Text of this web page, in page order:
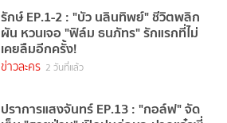
รักษ์ EP.1-2 : "บัว นลินทิพย์" ชีวิตพลิก
ผัน หวนเจอ "ฟิล์ม ธนภัทร" รักแรกที่ไม่
เคยลืมอีกครั้ง!
ข่าวละคร 2 วันที่แล้ว
ปราการแสงจันทร์ EP.13 : "กอล์ฟ" จัด